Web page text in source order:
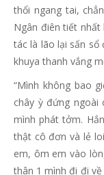
thổi ngang tai,
Ngân điên tiết
tác là lão lại sấn
khuya thanh vắng
“Mình không bao
chây ỳ đứng
mình phát tởm.
thật cô đơn và lẻ
em, ôm em vào
thân 1 mình đi đi